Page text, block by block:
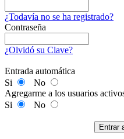
¿Todavía no se ha registrado?
Contraseña
¿Olvidó su Clave?
Entrada automática
Si
No
Agregarme a los usuarios
Si
No
Entrar